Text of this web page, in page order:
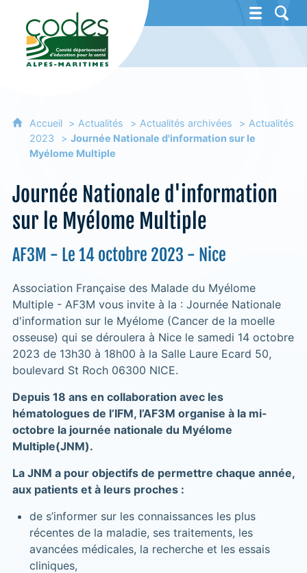
CoDES 06 - Comité départemental
Accueil Actualités Actualités archivées
Actualités
2023
Journée Nationale d'information sur le
Myélome Multiple
Journée Nationale d'information
sur le Myélome Multiple
AF3M - Le 14 octobre 2023 - Nice
Association Française des Malade du Myélome
Multiple - AF3M vous invite à la : Journée Nationale
d'information sur le Myélome (Cancer de la moelle
osseuse) qui se déroulera à Nice le samedi 14 octobre
2023 de 13h30 à 18h00 à la Salle Laure Ecard 50,
boulevard St Roch 06300 NICE.
Depuis 18 ans en collaboration avec les
hématologues de l’IFM, l’AF3M organise à la mi-
octobre la journée nationale du Myélome
Multiple(JNM).
La JNM a pour objectifs de permettre chaque année,
aux patients et à leurs proches :
de s’informer sur les connaissances les plus
récentes de la maladie, ses traitements, les
avancées médicales, la recherche et les essais
cliniques,